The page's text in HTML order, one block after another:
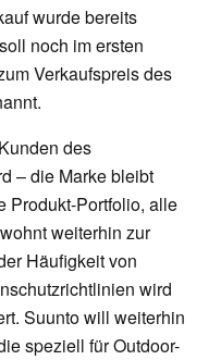
wurde bereits
noch im ersten
Verkaufspreis des
des
– die Marke bleibt
Produkt-Portfolio, alle
weiterhin zur
Häufigkeit von
wird
Suunto will weiterhin
speziell für Outdoor-